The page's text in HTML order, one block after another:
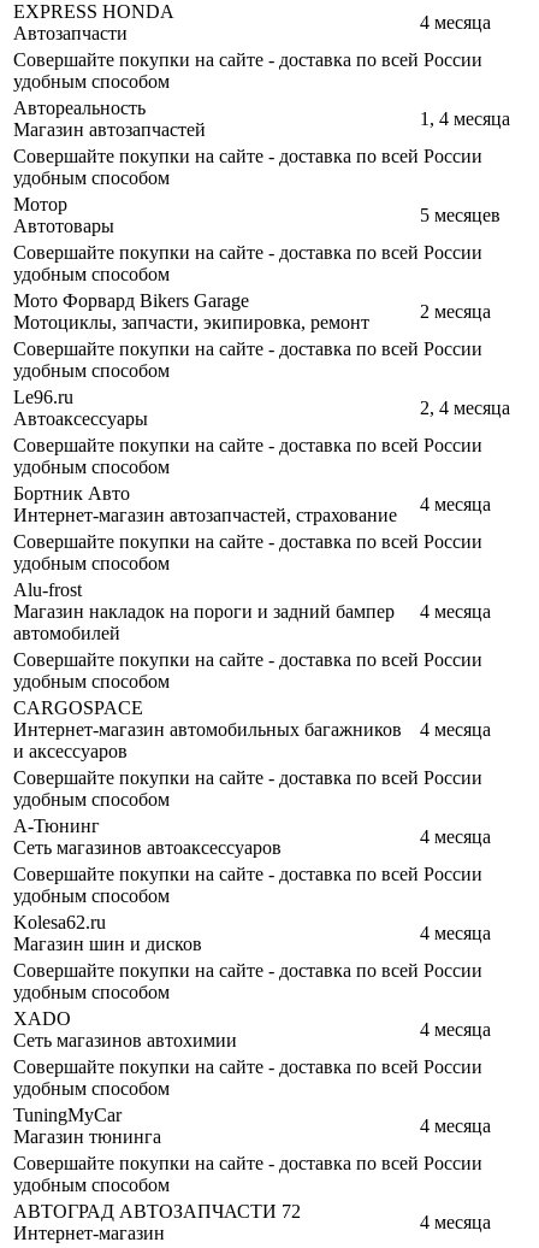
EXPRESS HONDA
Автозапчасти
4 месяца
Совершайте покупки на сайте - доставка по всей России
удобным способом
Автореальность
Магазин автозапчастей
1, 4 месяца
Совершайте покупки на сайте - доставка по всей России
удобным способом
Мотор
Автотовары
5 месяцев
Совершайте покупки на сайте - доставка по всей России
удобным способом
Мото Форвард Bikers Garage
Мотоциклы, запчасти, экипировка, ремонт
2 месяца
Совершайте покупки на сайте - доставка по всей России
удобным способом
Le96.ru
Автоаксессуары
2, 4 месяца
Совершайте покупки на сайте - доставка по всей России
удобным способом
Бортник Авто
Интернет-магазин автозапчастей, страхование
4 месяца
Совершайте покупки на сайте - доставка по всей России
удобным способом
Alu-frost
Магазин накладок на пороги и задний бампер
автомобилей
4 месяца
Совершайте покупки на сайте - доставка по всей России
удобным способом
CARGOSPACE
Интернет-магазин автомобильных багажников
и аксессуаров
4 месяца
Совершайте покупки на сайте - доставка по всей России
удобным способом
А-Тюнинг
Сеть магазинов автоаксессуаров
4 месяца
Совершайте покупки на сайте - доставка по всей России
удобным способом
Kolesa62.ru
Магазин шин и дисков
4 месяца
Совершайте покупки на сайте - доставка по всей России
удобным способом
XADO
Сеть магазинов автохимии
4 месяца
Совершайте покупки на сайте - доставка по всей России
удобным способом
TuningMyCar
Магазин тюнинга
4 месяца
Совершайте покупки на сайте - доставка по всей России
удобным способом
АВТОГРАД АВТОЗАПЧАСТИ 72
Интернет-магазин
4 месяца